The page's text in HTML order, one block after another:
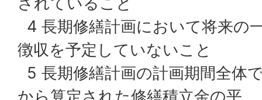
4 長期修繕計画において将来の
徴収を予定していないこと
5 長期修繕計画の計画期間全体